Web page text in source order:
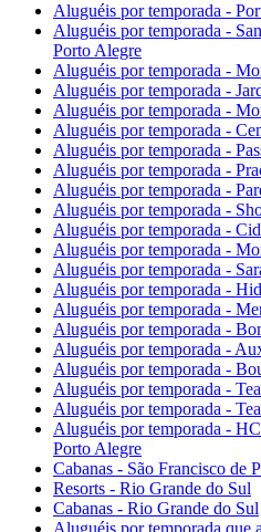
Aluguéis por temporada -
Aluguéis por temporada -
Porto Alegre
Aluguéis por temporada -
Aluguéis por temporada -
Aluguéis por temporada -
Aluguéis por temporada -
Aluguéis por temporada -
Aluguéis por temporada -
Aluguéis por temporada -
Aluguéis por temporada -
Aluguéis por temporada -
Aluguéis por temporada -
Aluguéis por temporada -
Aluguéis por temporada -
Aluguéis por temporada -
Aluguéis por temporada -
Aluguéis por temporada -
Aluguéis por temporada -
Aluguéis por temporada -
Aluguéis por temporada -
Aluguéis por temporada -
Porto Alegre
Cabanas - São Francisco de
Resorts - Rio Grande do Sul
Cabanas - Rio Grande do Sul
Aluguéis por temporada que